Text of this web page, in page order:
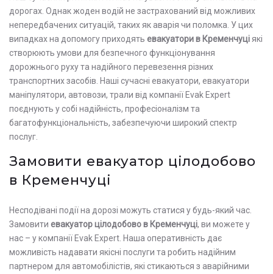
дорогах. Однак жоден водій не застрахований від можливих
непередбачених ситуацій, таких як аварія чи поломка. У цих
випадках на допомогу приходять евакуатори в Кременчуці які
створюють умови для безпечного функціонування
дорожнього руху та надійного перевезення різних
транспортних засобів. Наші сучасні евакуатори, евакуатори
маніпулятори, автовози, трали від компанії Evak Expert
поєднують у собі надійність, професіоналізм та
багатофункціональність, забезпечуючи широкий спектр
послуг.
Замовити евакуатор цілодобово
в Кременчуці
Несподівані події на дорозі можуть статися у будь-який час.
Замовити евакуатор цілодобово в Кременчуці, ви можете у
нас – у компанії Evak Expert. Наша оперативність дає
можливість надавати якісні послуги та робить надійним
партнером для автомобілістів, які стикаються з аварійними